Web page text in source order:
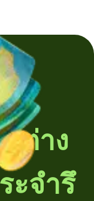
ต่าง
ะจำรึ